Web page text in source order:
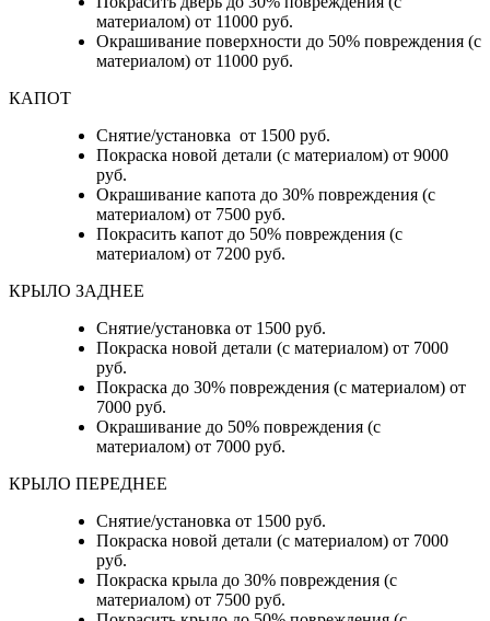
материалом) от 11000 руб.
Окрашивание поверхности до 50% повреждения (с
материалом) от 11000 руб.
КАПОТ
Снятие/установка от 1500 руб.
Покраска новой детали (с материалом) от 9000
руб.
Окрашивание капота до 30% повреждения (с
материалом) от 7500 руб.
Покрасить капот до 50% повреждения (с
материалом) от 7200 руб.
КРЫЛО ЗАДНЕЕ
Снятие/установка от 1500 руб.
Покраска новой детали (с материалом) от 7000
руб.
Покраска до 30% повреждения (с материалом) от
7000 руб.
Окрашивание до 50% повреждения (с
материалом) от 7000 руб.
КРЫЛО ПЕРЕДНЕЕ
Снятие/установка от 1500 руб.
Покраска новой детали (с материалом) от 7000
руб.
Покраска крыла до 30% повреждения (с
материалом) от 7500 руб.